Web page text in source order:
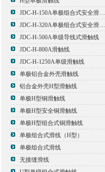
JDC-H-150A单极组合式安全滑触线
JDC-H-320A单极组合式安全滑触线
JDC-H-500A单级导线式滑触线
JDC-H-800A滑触线
JDC-H-1250A单级滑触线
单极铝合金外壳滑触线
铝合金外壳H型滑触线
单极H型铜滑触线
单极H型安全铜滑触线
单极H型组合式铜滑触线
单极组合式滑线（H型）
单极组合式滑线
无接缝滑线